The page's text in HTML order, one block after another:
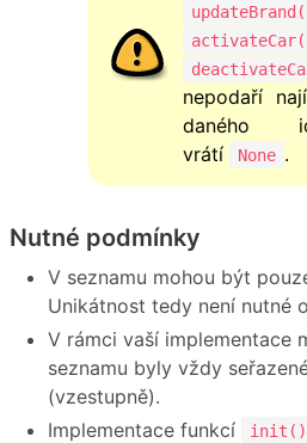
nepodaří
daného
vrátí
None .
Nutné podmínky
V seznamu mohou být
Unikátnost tedy není nutné
V rámci vaší implementace
seznamu byly vždy
(vzestupně).
Implementace funkcí
init()